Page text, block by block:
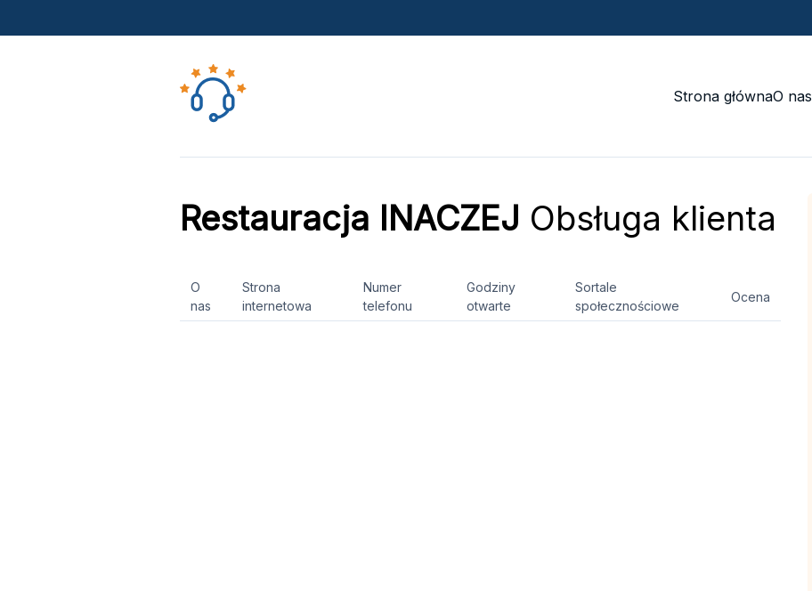
Strona głównaO nas
Restauracja INACZEJ Obsługa klienta
O
nas
Strona
internetowa
Numer
telefonu
Godziny
otwarte
Sortale
społecznościowe
Ocena